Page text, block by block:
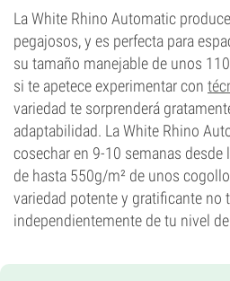
La White Rhino Automatic
pegajosos, y es perfecta para
su tamaño manejable de unos
si te apetece experimentar con
variedad te sorprenderá
adaptabilidad. La White Rhino
cosechar en 9-10 semanas
de hasta 550g/m² de unos
variedad potente y gratificante no
independientemente de tu nivel